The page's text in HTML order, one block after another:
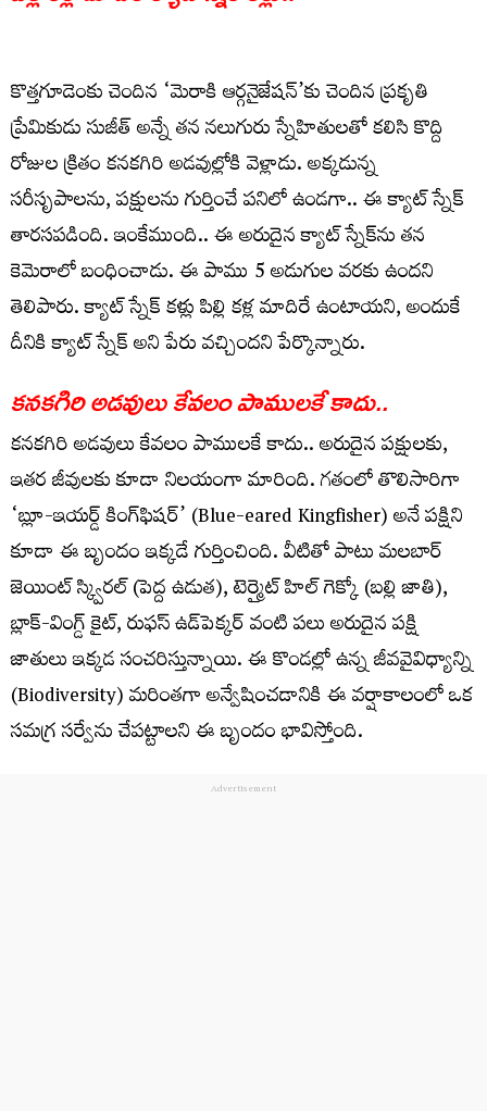
కొత్తగూడెంకు చెందిన ‘మెరాకి ఆర్గనైజేషన్’కు చెందిన ప్ర‌కృతి
ప్రేమికుడు సుజీత్ అన్నే త‌న న‌లుగురు స్నేహితుల‌తో క‌లిసి కొద్ది
రోజుల క్రితం క‌న‌క‌గిరి అడ‌వుల్లోకి వెళ్లాడు. అక్క‌డున్న
స‌రీసృపాల‌ను, ప‌క్షుల‌ను గుర్తించే ప‌నిలో ఉండ‌గా.. ఈ క్యాట్ స్నేక్
తార‌స‌ప‌డింది. ఇంకేముంది.. ఈ అరుదైన క్యాట్ స్నేక్‌ను త‌న
కెమెరాలో బంధించాడు. ఈ పాము 5 అడుగుల వ‌ర‌కు ఉంద‌ని
తెలిపారు. క్యాట్ స్నేక్ క‌ళ్లు పిల్లి క‌ళ్ల మాదిరే ఉంటాయ‌ని, అందుకే
దీనికి క్యాట్ స్నేక్ అని పేరు వ‌చ్చింద‌ని పేర్కొన్నారు.
క‌న‌క‌గిరి అడవులు కేవ‌లం పాముల‌కే కాదు..
క‌న‌క‌గిరి అడవులు కేవ‌లం పాముల‌కే కాదు.. అరుదైన ప‌క్షుల‌కు,
ఇత‌ర జీవులకు కూడా నిల‌యంగా మారింది. గ‌తంలో తొలిసారిగా
‘బ్లూ-ఇయర్డ్ కింగ్‌ఫిషర్’ (Blue-eared Kingfisher) అనే పక్షిని
కూడా ఈ బృందం ఇక్కడే గుర్తించింది. వీటితో పాటు మలబార్
జెయింట్ స్క్విరల్ (పెద్ద ఉడుత), టెర్మైట్ హిల్ గెక్కో (బల్లి జాతి),
బ్లాక్-వింగ్డ్ కైట్, రుఫస్ ఉడ్‌పెక్కర్ వంటి పలు అరుదైన పక్షి
జాతులు ఇక్కడ సంచరిస్తున్నాయి. ఈ కొండల్లో ఉన్న జీవవైవిధ్యాన్ని
(Biodiversity) మరింతగా అన్వేషించడానికి ఈ వర్షాకాలంలో ఒక
సమగ్ర సర్వేను చేపట్టాలని ఈ బృందం భావిస్తోంది.